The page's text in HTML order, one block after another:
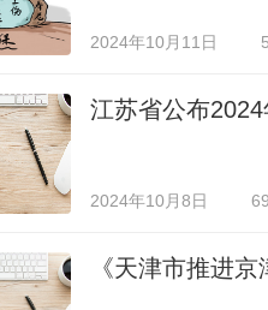
2024年10月11日
江苏省公布
2024年10月8日
《天津市推进